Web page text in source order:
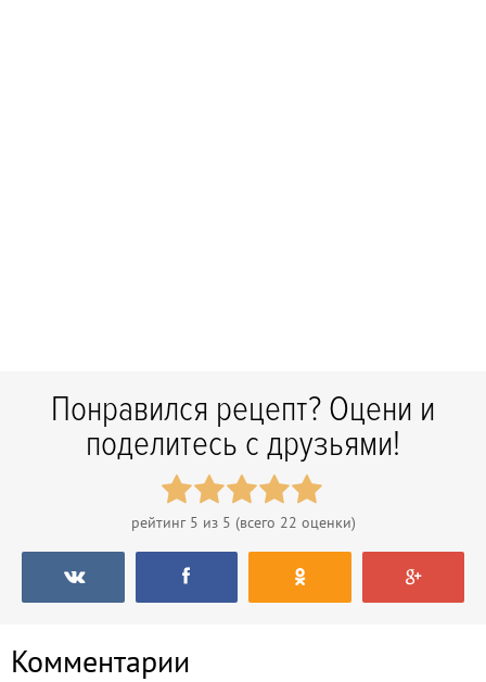
Понравился рецепт? Оцени и
поделитесь с друзьями!
рейтинг 5 из 5 (всего 22 оценки)
Комментарии